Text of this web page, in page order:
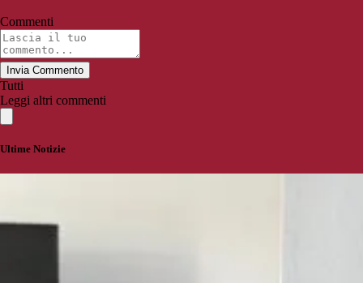
Commenti
Invia Commento
Tutti
Leggi altri commenti
Ultime Notizie